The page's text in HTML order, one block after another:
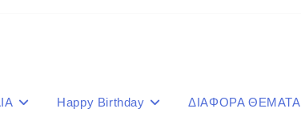
Happy Birthday ΔΙΑΦΟΡΑ ΘΕΜΑΤΑ